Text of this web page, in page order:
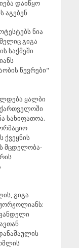
დაიწყო
აგებენ
ნია
გიგა
საქმეში
წევრები"
ყალბი
სახიფათოა.
ქვეყნის
მცდელობა-
გიგა